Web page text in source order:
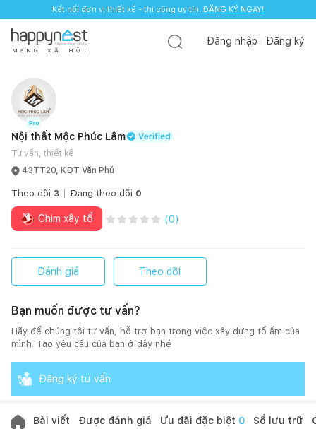
Kết nối đơn vị thiết kế - thi công uy tín. ĐĂNG KÝ NGAY!
M Ạ N G X Ã H Ộ I
Đăng nhập Đăng ký
Nội thất Mộc Phúc Lâm
Tư vấn, thiết kế
43TT20, KĐT Văn Phú
Theo dõi 3 Đang theo dõi 0
Chim xây tổ (0)
Đánh giá Theo dõi
Bạn muốn được tư vấn?
Hãy để chúng tôi tư vấn, hỗ trợ bạn trong việc xây dựng tổ ấm của
mình. Tạo yêu cầu của bạn ở đây nhé
Đăng ký tư vấn
Bài viết Được đánh giá Ưu đãi đặc biệt 0 Sổ lưu trữ